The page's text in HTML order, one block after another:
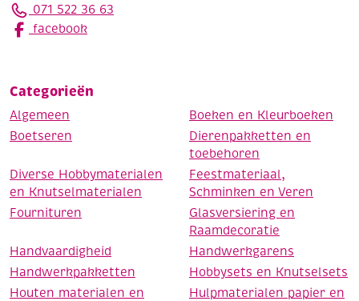
071 522 36 63
facebook
Categorieën
Algemeen
Boeken en Kleurboeken
Boetseren
Dierenpakketten en
toebehoren
Diverse Hobbymaterialen
en Knutselmaterialen
Feestmateriaal,
Schminken en Veren
Fournituren
Glasversiering en
Raamdecoratie
Handvaardigheid
Handwerkgarens
Handwerkpakketten
Hobbysets en Knutselsets
Houten materialen en
Hulpmaterialen papier en